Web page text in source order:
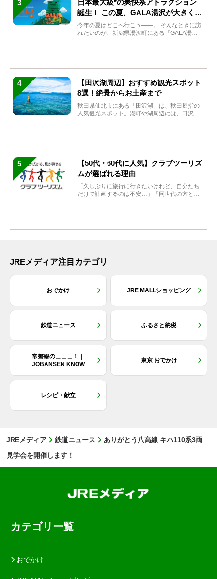
3
日本最大級*の爽快系アトラクション
誕生！ この夏、GALA湯沢が大きく生
まれ変わる
今年の夏はどこへ行こう――。 そんなときに訪
れたいのが、新潟県湯沢町にある「GALA湯
4
【田沢湖周辺】おすすめ観光スポット
8選！絶景からお土産まで
秋田県仙北市にある「田沢湖」は、秋田屈指の
人気観光スポット。湖畔や湖周辺には、田沢湖
5
【50代・60代に人気】クラブツーリズ
ムが選ばれる理由
「久しぶりに旅行に行きたいけれど、自分たち
だけで計画するのは不安…」「同世代の方と気
JREメディア注目カテゴリ
おでかけ JRE MALLショッピング
鉄道ニュース ふるさと納税
常磐線の＿＿＿！｜
JOBANSEN KNOW
東京 おでかけ
レシピ・献立
JREメディア 鉄道ニュース
ありがとう八高線 キハ110系3両
見学会を開催します！
カテゴリ一覧
おでかけ